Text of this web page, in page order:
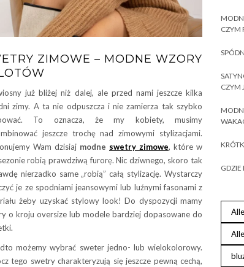
ZIMOWE – MODNE WZORY
już bliżej niż dalej, ale przed nami jeszcze kilka
zimy. A ta nie odpuszcza i nie zamierza tak szybko
To oznacza, że my kobiety, musimy
jeszcze trochę nad zimowymi stylizacjami.
Wam dzisiaj modne swetry zimowe, które w
robią prawdziwą furorę. Nic dziwnego, skoro tak
nierzadko same „robią” całą stylizację. Wystarczy
je ze spodniami jeansowymi lub luźnymi fasonami z
żeby uzyskać stylowy look! Do dyspozycji mamy
o kroju oversize lub modele bardziej dopasowane do
możemy wybrać sweter jedno- lub wielokolorowy.
tego swetry charakteryzują się jeszcze pewną cechą,
CZYM
CZYM
GDZIE